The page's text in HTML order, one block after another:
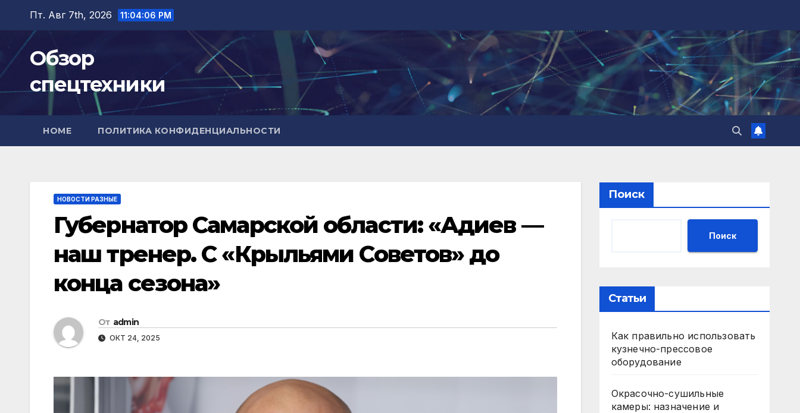
Перейти
содержимому
Пт. Авг 7th, 2026 11:04:08 PM
Обзор
спецтехники
HOME ПОЛИТИКА КОНФИДЕНЦИАЛЬНОСТИ
НОВОСТИ РАЗНЫЕ
Губернатор Самарской области: «Адиев —
наш тренер. С «Крыльями Советов» до
конца сезона»
От admin
ОКТ 24, 2025
Поиск
Поиск
Статьи
Как правильно использовать
кузнечно-прессовое
оборудование
Окрасочно-сушильные
камеры: назначение и